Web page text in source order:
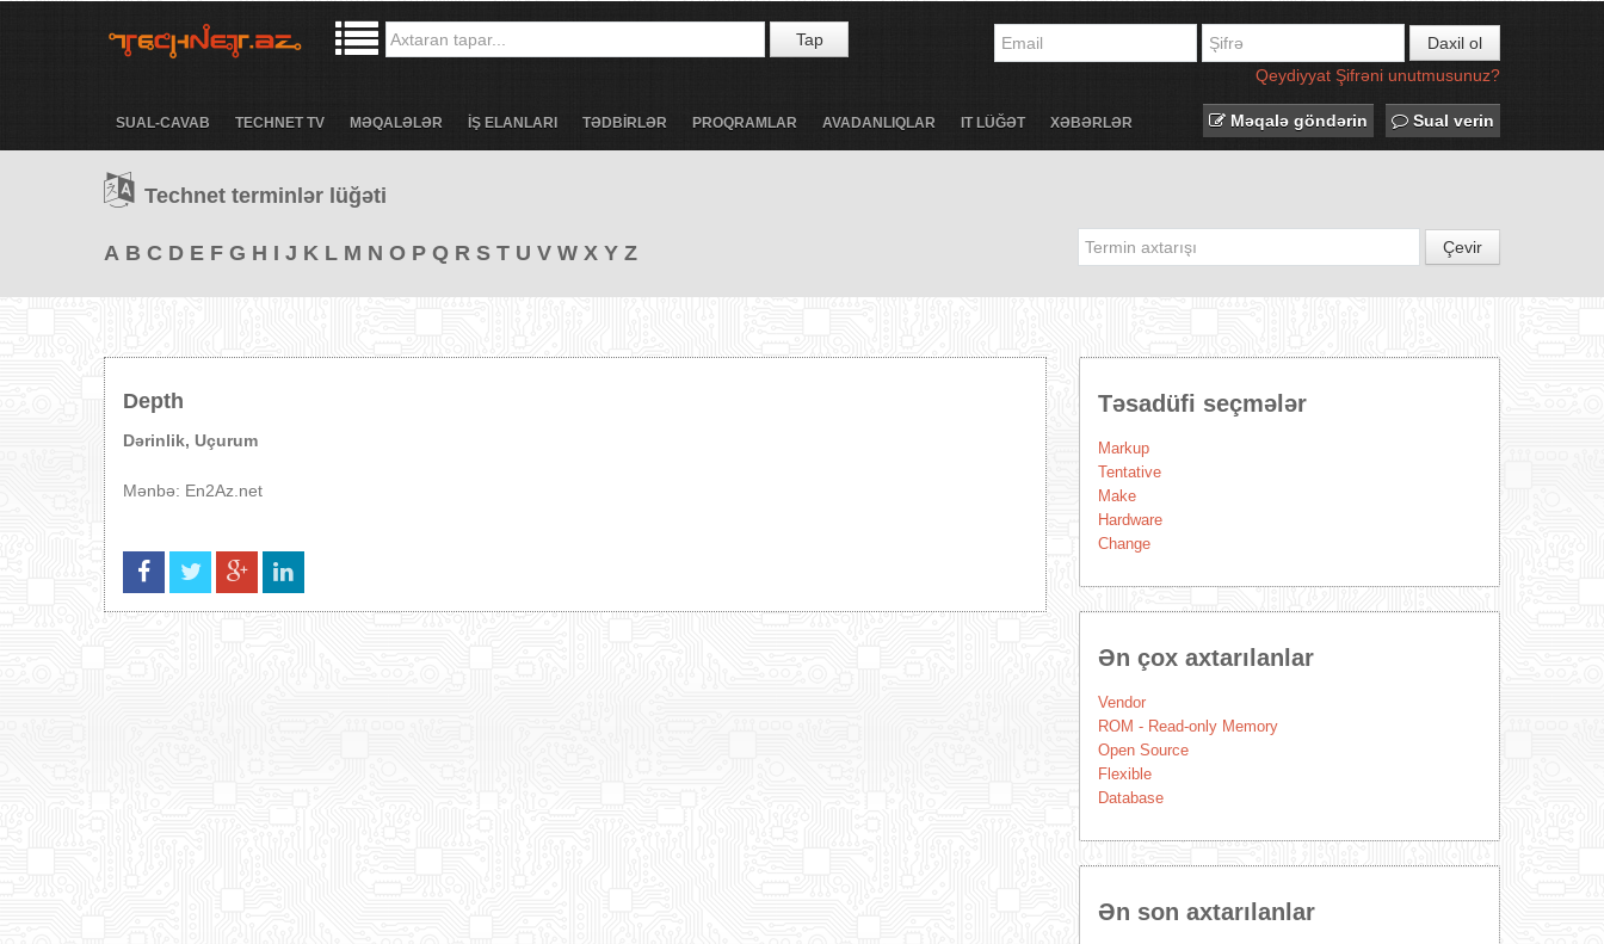
Tap
Daxil ol
Qeydiyyat Şifrəni unutmusunuz?
SUAL-CAVAB TECHNET TV MƏQALƏLƏR İŞ ELANLARI TƏDBİRLƏR PROQRAMLAR AVADANLIQLAR IT LÜĞƏT XƏBƏRLƏR Məqalə göndərin Sual verin
Technet terminlər lüğəti
A B C D E F G H I J K L M N O P Q R S T U V W X Y Z Çevir
Depth
Dərinlik, Uçurum
Mənbə: En2Az.net
Təsadüfi seçmələr
Markup
Tentative
Make
Hardware
Change
Ən çox axtarılanlar
Vendor
ROM - Read-only Memory
Open Source
Flexible
Database
Ən son axtarılanlar